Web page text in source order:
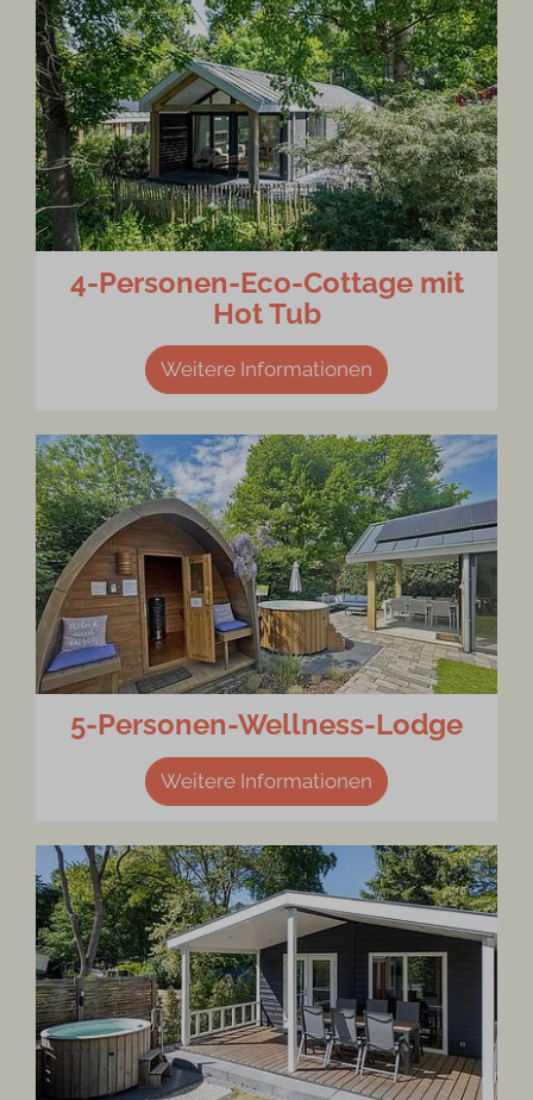
4-Personen-Eco-Cottage mit
Hot Tub
Weitere Informationen
5-Personen-Wellness-Lodge
Weitere Informationen